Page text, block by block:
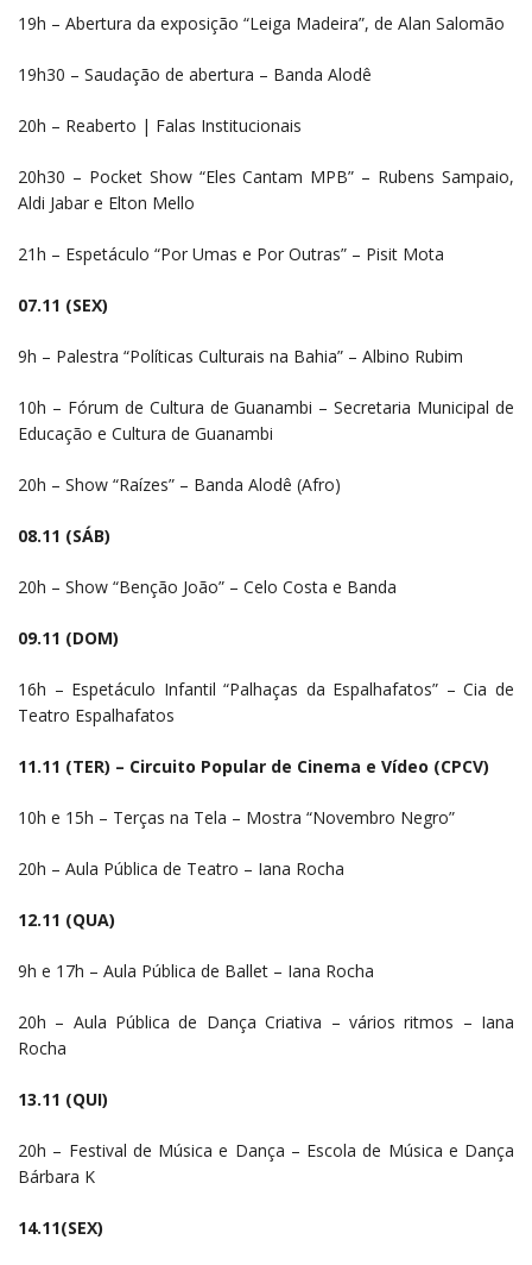
19h – Abertura da exposição “Leiga Madeira”, de Alan Salomão
19h30 – Saudação de abertura – Banda Alodê
20h – Reaberto | Falas Institucionais
20h30 – Pocket Show “Eles Cantam MPB” – Rubens Sampaio,
Aldi Jabar e Elton Mello
21h – Espetáculo “Por Umas e Por Outras” – Pisit Mota
07.11 (SEX)
9h – Palestra “Políticas Culturais na Bahia” – Albino Rubim
10h – Fórum de Cultura de Guanambi – Secretaria Municipal de
Educação e Cultura de Guanambi
20h – Show “Raízes” – Banda Alodê (Afro)
08.11 (SÁB)
20h – Show “Benção João” – Celo Costa e Banda
09.11 (DOM)
16h – Espetáculo Infantil “Palhaças da Espalhafatos” – Cia de
Teatro Espalhafatos
11.11 (TER) – Circuito Popular de Cinema e Vídeo (CPCV)
10h e 15h – Terças na Tela – Mostra “Novembro Negro”
20h – Aula Pública de Teatro – Iana Rocha
12.11 (QUA)
9h e 17h – Aula Pública de Ballet – Iana Rocha
20h – Aula Pública de Dança Criativa – vários ritmos – Iana
Rocha
13.11 (QUI)
20h – Festival de Música e Dança – Escola de Música e Dança
Bárbara K
14.11(SEX)